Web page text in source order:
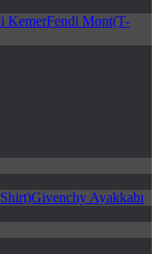
KemerFendi Mont(T-
Givenchy Ayakkabı